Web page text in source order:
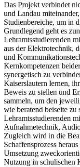
Das Projekt verbindet
und Landau
Studienbereiche, um in
Grundlegend geht es
Lehramtsstudierenden
aus der Elektrotechnik,
und
Kernkompetenzen
synergetisch zu
Kaiserslautern lernen,
Beweis zu stellen und
sammeln, um den
wie beratend beiseite zu
Lehramtsstudierenden
Aufnahmetechnik,
Zugleich wird in die
Schaffensprozess
Umsetzung
Nutzung in schulischen